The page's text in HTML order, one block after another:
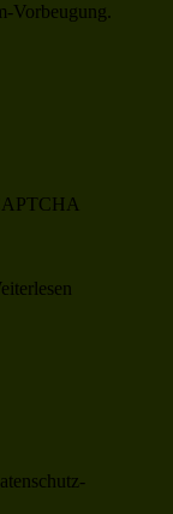
Vorbeugung.